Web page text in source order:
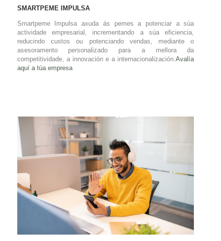
SMARTPEME IMPULSA
Smartpeme Impulsa axuda ás pemes a potenciar a súa
actividade empresarial, incrementando a súa eficiencia,
reducindo custos ou potenciando vendas, mediante o
asesoramento personalizado para a mellora da
competitividade, a innovación e a internacionalización.Avalía
aquí a túa empresa